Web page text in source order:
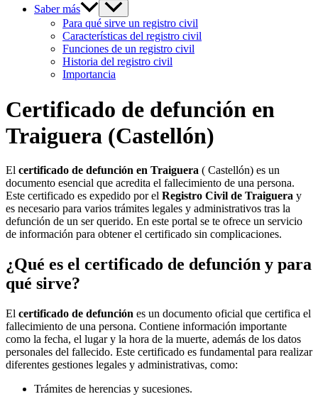
Saber más
Para qué sirve un registro civil
Características del registro civil
Funciones de un registro civil
Historia del registro civil
Importancia
Certificado de defunción en
Traiguera (Castellón)
El certificado de defunción en Traiguera ( Castellón) es un
documento esencial que acredita el fallecimiento de una persona.
Este certificado es expedido por el Registro Civil de Traiguera y
es necesario para varios trámites legales y administrativos tras la
defunción de un ser querido. En este portal se te ofrece un servicio
de información para obtener el certificado sin complicaciones.
¿Qué es el certificado de defunción y para
qué sirve?
El certificado de defunción es un documento oficial que certifica el
fallecimiento de una persona. Contiene información importante
como la fecha, el lugar y la hora de la muerte, además de los datos
personales del fallecido. Este certificado es fundamental para realizar
diferentes gestiones legales y administrativas, como:
Trámites de herencias y sucesiones.